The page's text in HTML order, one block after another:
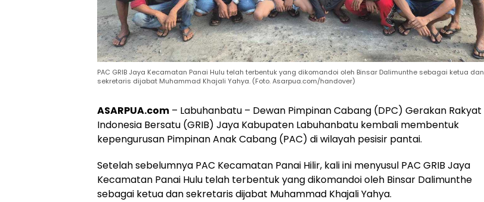
PAC GRIB Jaya Kecamatan Panai Hulu telah terbentuk yang dikomandoi oleh Binsar Dalimunthe sebagai ketua dan
sekretaris dijabat Muhammad Khajali Yahya. (Foto. Asarpua.com/handover)
ASARPUA.com – Labuhanbatu – Dewan Pimpinan Cabang (DPC) Gerakan Rakyat
Indonesia Bersatu (GRIB) Jaya Kabupaten Labuhanbatu kembali membentuk
kepengurusan Pimpinan Anak Cabang (PAC) di wilayah pesisir pantai.
Setelah sebelumnya PAC Kecamatan Panai Hilir, kali ini menyusul PAC GRIB Jaya
Kecamatan Panai Hulu telah terbentuk yang dikomandoi oleh Binsar Dalimunthe
sebagai ketua dan sekretaris dijabat Muhammad Khajali Yahya.